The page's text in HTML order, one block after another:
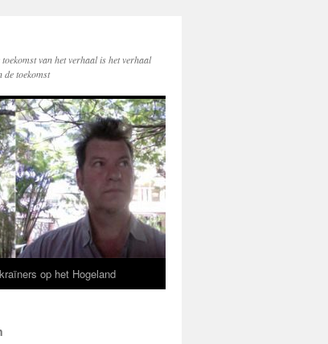
toekomst van het verhaal is het verhaal
de toekomst
op het Hogeland